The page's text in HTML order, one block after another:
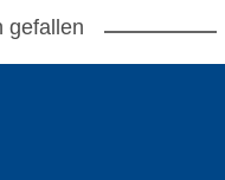
gefallen